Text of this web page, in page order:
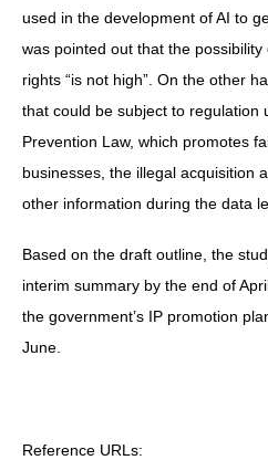
used in the development of AI to
was pointed out that the
rights “is not high”. On the other
that could be subject to regulation
Prevention Law, which promotes
businesses, the illegal acquisition
other information during the data
Based on the draft outline, the
interim summary by the end of
the government’s IP promotion
June.
Reference URLs: